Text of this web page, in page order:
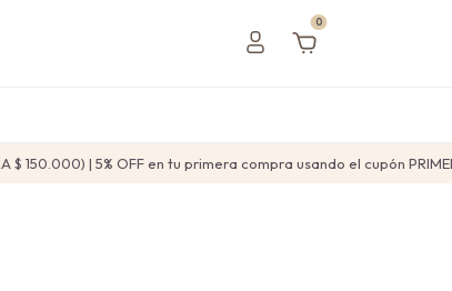
0
$ 150.000) | 5% OFF en tu primera compra usando el cupón